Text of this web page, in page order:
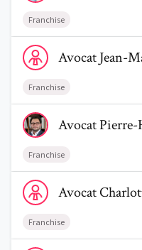
Franchise
Voir le profil de
AvocatJean-
Franchise
Voir le profil de
Avocat
Franchise
Voir le profil de
Avocat
Franchise
Voir le profil de